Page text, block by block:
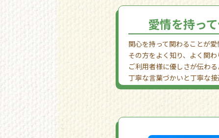
愛情を持っ
関心を持って関わることが愛
その方をよく知り、よく関わ
ご利用者様に優しさが伝わる
丁寧な言葉づかいと丁寧な接